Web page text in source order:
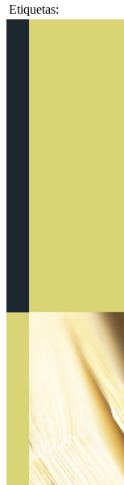
Etiquetas: